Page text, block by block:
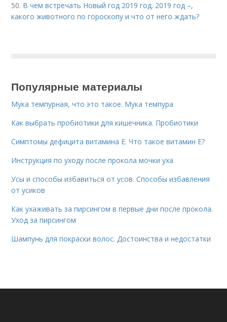
50. В чем встречать Новый год 2019 год. 2019 год –,
какого животного по гороскопу и что от него ждать?
Популярные материалы
Мука темпурная, что это такое. Мука темпура
Как выбрать пробиотики для кишечника. Пробиотики
Симптомы дефицита витамина E. Что такое витамин Е?
Инструкция по уходу после прокола мочки уха
Усы и способы избавиться от усов. Способы избавления
от усиков
Как ухаживать за пирсингом в первые дни после прокола.
Уход за пирсингом
Шампунь для покраски волос. Достоинства и недостатки